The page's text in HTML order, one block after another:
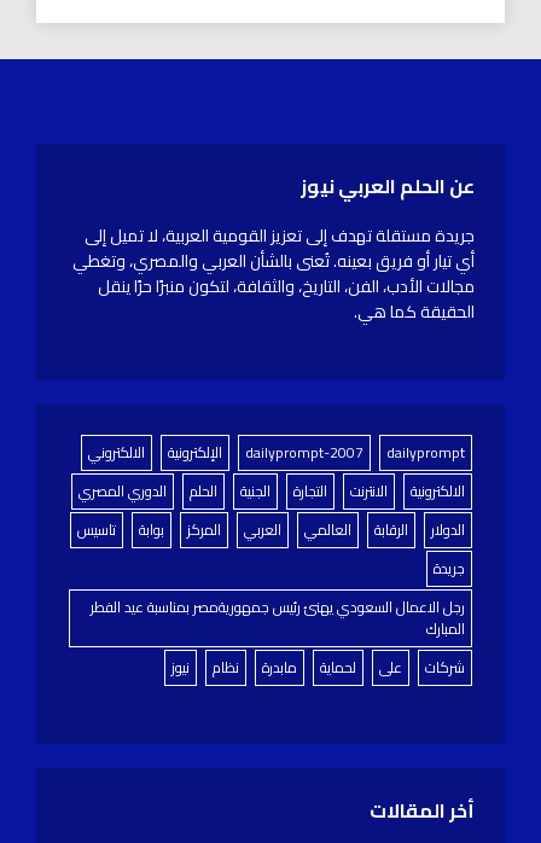
عن الحلم العربي نيوز
جريدة مستقلة تهدف إلى تعزيز القومية العربية، لا تميل إلى
أي تيار أو فريق بعينه. تُعنى بالشأن العربي والمصري، وتغطي
مجالات الأدب، الفن، التاريخ، والثقافة، لتكون منبرًا حرًا ينقل
الحقيقة كما هي.
dailyprompt
dailyprompt-2007 الإلكترونية
الالكتروني
الالكترونية
الانترنت التجارة الجنية الحلم
الدوري المصري
الدولار
الرقابة العالمي العربي المركز بوابة
تاسيس
جريدة
رجل الاعمال السعودي يهنئ رئيس جمهوريةمصر بمناسبة عيد الفطر
المبارك
شركات
على لحماية مابدرة نظام نيوز
أخر المقالات